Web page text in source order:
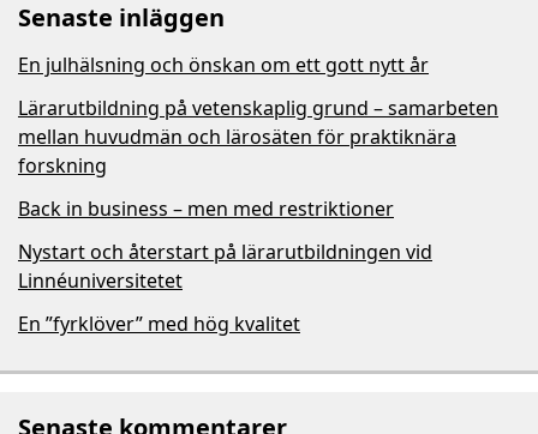
Senaste inläggen
En julhälsning och önskan om ett gott nytt år
Lärarutbildning på vetenskaplig grund – samarbeten
mellan huvudmän och lärosäten för praktiknära
forskning
Back in business – men med restriktioner
Nystart och återstart på lärarutbildningen vid
Linnéuniversitetet
En ”fyrklöver” med hög kvalitet
Senaste kommentarer